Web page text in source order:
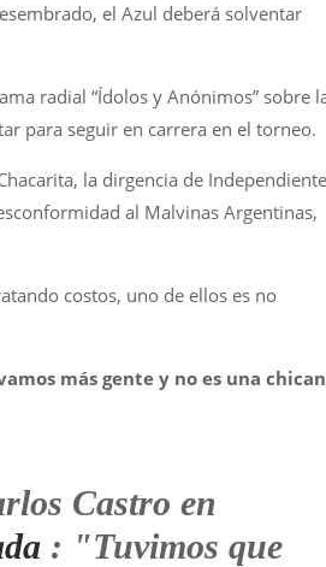
el Azul deberá solventar
radial “Ídolos y Anónimos” sobre
para seguir en carrera en el torneo.
la dirgencia de Independiente
al Malvinas Argentinas,
costos, uno de ellos es no
más gente y no es una
Castro en
: "Tuvimos que